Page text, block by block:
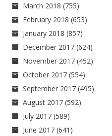
March 2018 (755)
February 2018 (653)
January 2018 (857)
December 2017 (624)
November 2017 (452)
October 2017 (554)
September 2017 (495)
August 2017 (592)
July 2017 (589)
June 2017 (641)